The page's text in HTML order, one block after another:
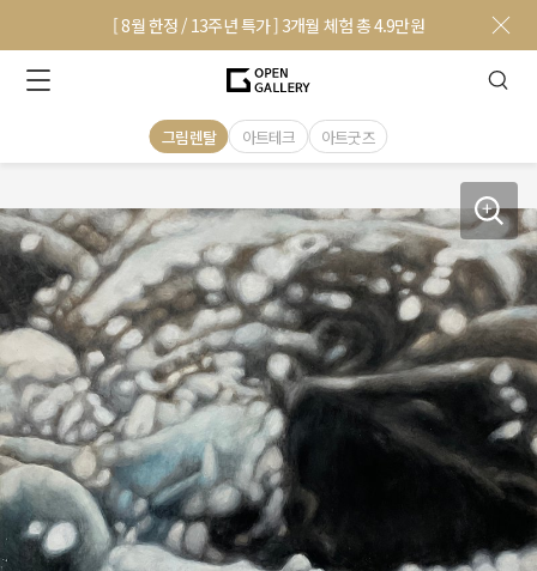
[ 8월 한정 / 13주년 특가 ] 3개월 체험 총 4.9만원
그림렌탈 아트테크 아트굿즈